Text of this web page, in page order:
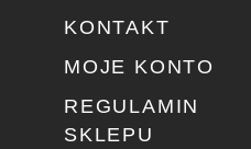
KONTAKT
MOJE KONTO
REGULAMIN
SKLEPU